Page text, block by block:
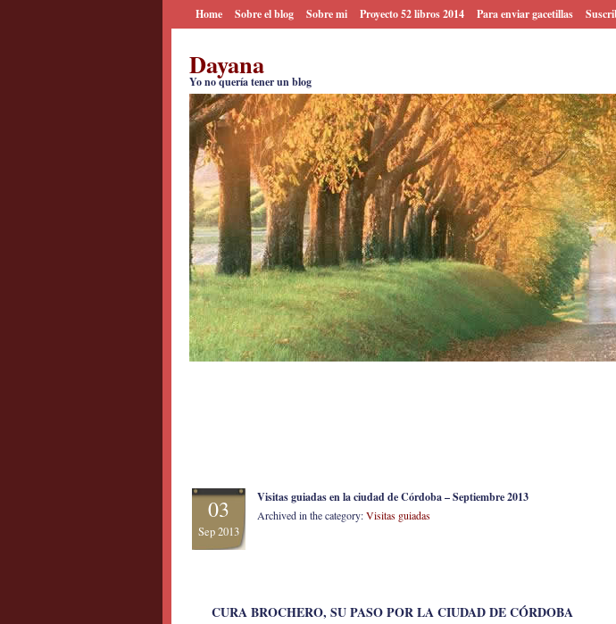
Home Sobre el blog Sobre mi Proyecto 52 libros 2014 Para enviar gacetillas
Dayana
Yo no quería tener un blog
03
Sep 2013
Visitas guiadas en la ciudad de Córdoba – Septiembre 2013
Archived in the category:Visitas guiadas
CURA BROCHERO, SU PASO POR LA CIUDAD DE CÓRDOBA